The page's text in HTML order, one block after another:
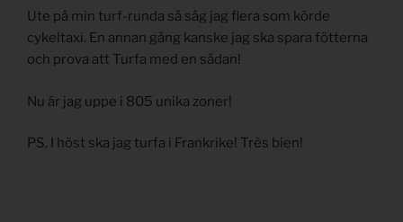
Ute på min turf-runda så såg jag flera som körde
cykeltaxi. En annan gång kanske jag ska spara fötterna
och prova att Turfa med en sådan!
Nu är jag uppe i 805 unika zoner!
PS. I höst ska jag turfa i Frankrike! Très bien!